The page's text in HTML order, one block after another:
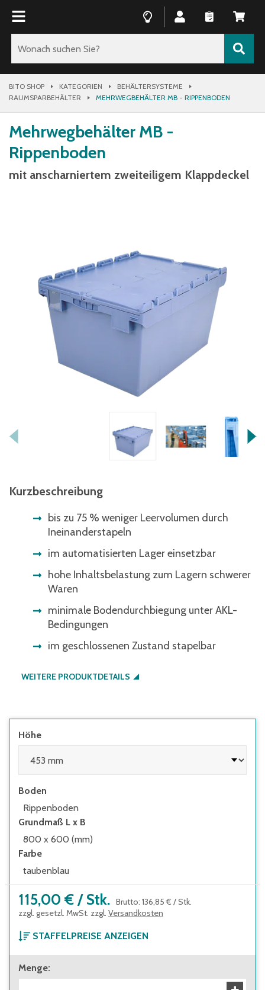
BITO SHOP KATEGORIEN
BEHÄLTERSYSTEME
RAUMSPARBEHÄLTER
MEHRWEGBEHÄLTER MB - RIPPENBODEN
Mehrwegbehälter MB -
Rippenboden
mit anscharniertem zweiteiligem Klappdeckel
Kurzbeschreibung
bis zu 75 % weniger Leervolumen durch
Ineinanderstapeln
im automatisierten Lager einsetzbar
hohe Inhaltsbelastung zum Lagern schwerer
Waren
minimale Bodendurchbiegung unter AKL-
Bedingungen
im geschlossenen Zustand stapelbar
WEITERE PRODUKTDETAILS
Höhe
Boden
Rippenboden
Grundmaß L x B
800 x 600 (mm)
Farbe
taubenblau
115,00 € / Stk. Brutto: 136,85 € /Stk.
zzgl. gesetzl. MwSt. zzgl. Versandkosten
STAFFELPREISE ANZEIGEN
ab 1 Stück
115,00 €
Menge: